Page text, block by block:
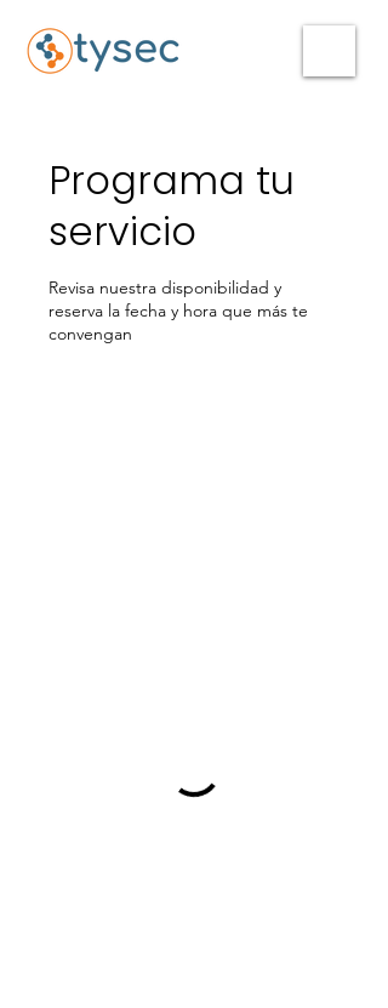
Programa tu
servicio
Revisa nuestra disponibilidad y
reserva la fecha y hora que más te
convengan